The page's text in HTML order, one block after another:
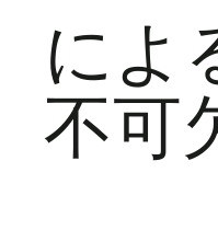
によ
不可